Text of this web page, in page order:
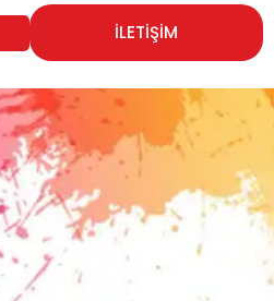
İLETİŞİM